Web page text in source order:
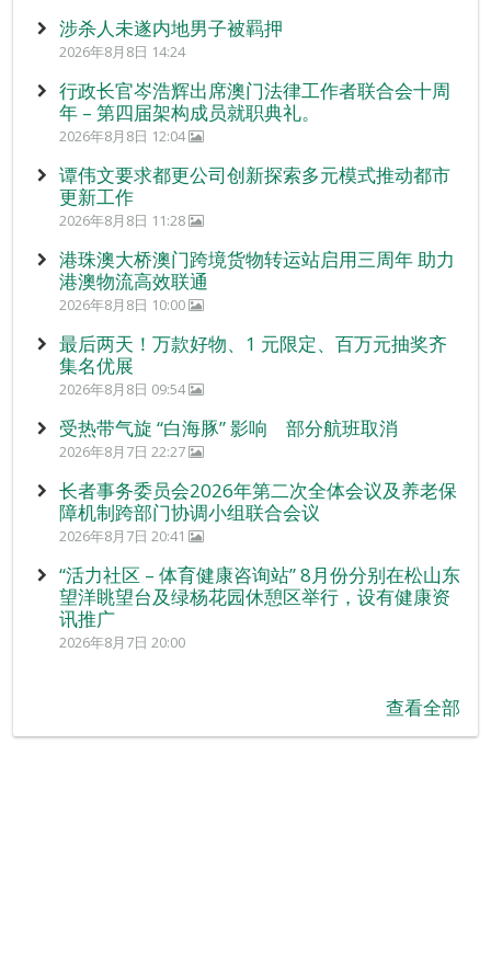
涉杀人未遂内地男子被羁押
2026年8月8日 14:24
行政长官岑浩辉出席澳门法律工作者联合会十周
年 – 第四届架构成员就职典礼。
2026年8月8日 12:04
谭伟文要求都更公司创新探索多元模式推动都市
更新工作
2026年8月8日 11:28
港珠澳大桥澳门跨境货物转运站启用三周年 助力
港澳物流高效联通
2026年8月8日 10:00
最后两天！万款好物、1 元限定、百万元抽奖齐
集名优展
2026年8月8日 09:54
受热带气旋 “白海豚” 影响 部分航班取消
2026年8月7日 22:27
长者事务委员会2026年第二次全体会议及养老保
障机制跨部门协调小组联合会议
2026年8月7日 20:41
“活力社区 – 体育健康咨询站” 8月份分别在松山东
望洋眺望台及绿杨花园休憩区举行，设有健康资
讯推广
2026年8月7日 20:00
查看全部